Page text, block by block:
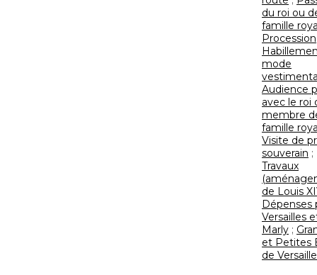
du roi ou
famille
Procession
mode
Audience
avec le roi
membre
famille
Visite de
souverain ;
Travaux
de Louis
Dépenses
Versailles
Marly ;
et Petites
de